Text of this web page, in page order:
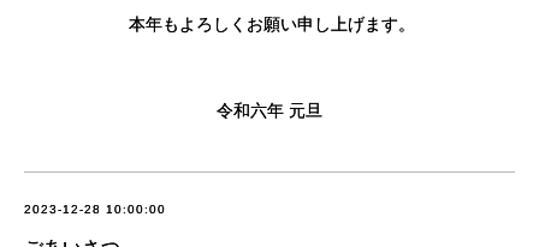
本年もよろしくお願い申し上げます。
令和六年 元旦
2023-12-28 10:00:00